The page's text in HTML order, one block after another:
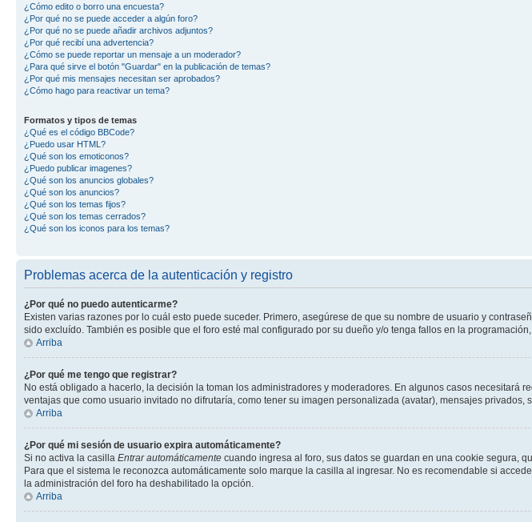
¿Cómo edito o borro una encuesta?
¿Por qué no se puede acceder a algún foro?
¿Por qué no se puede añadir archivos adjuntos?
¿Por qué recibí una advertencia?
¿Cómo se puede reportar un mensaje a un moderador?
¿Para qué sirve el botón "Guardar" en la publicación de temas?
¿Por qué mis mensajes necesitan ser aprobados?
¿Cómo hago para reactivar un tema?
Formatos y tipos de temas
¿Qué es el código BBCode?
¿Puedo usar HTML?
¿Qué son los emoticonos?
¿Puedo publicar imagenes?
¿Qué son los anuncios globales?
¿Qué son los anuncios?
¿Qué son los temas fijos?
¿Qué son los temas cerrados?
¿Qué son los iconos para los temas?
Problemas acerca de la autenticación y registro
¿Por qué no puedo autenticarme?
Existen varias razones por lo cuál esto puede suceder. Primero, asegúrese de que su nombre de usuario y
sido excluído. También es posible que el foro esté mal configurado por su dueño y/o tenga fallos en la
Arriba
¿Por qué me tengo que registrar?
No está obligado a hacerlo, la decisión la toman los administradores y moderadores. En algunos casos
ventajas que como usuario invitado no difrutaría, como tener su imagen personalizada (avatar), mensajes
Arriba
¿Por qué mi sesión de usuario expira automáticamente?
Si no activa la casilla Entrar automáticamente cuando ingresa al foro, sus datos se guardan en una cookie segura,
Para que el sistema le reconozca automáticamente solo marque la casilla al ingresar. No es recomendable si
la administración del foro ha deshabilitado la opción.
Arriba